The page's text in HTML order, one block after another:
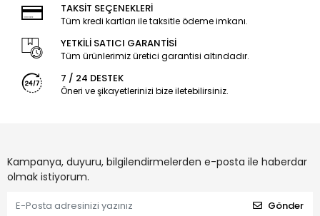
TAKSİT SEÇENEKLERİ
Tüm kredi kartları ile taksitle ödeme imkanı.
YETKİLİ SATICI GARANTİSİ
Tüm ürünlerimiz üretici garantisi altındadır.
7 / 24 DESTEK
Öneri ve şikayetlerinizi bize iletebilirsiniz.
Kampanya, duyuru, bilgilendirmelerden e-posta ile haberdar
olmak istiyorum.
Gönder